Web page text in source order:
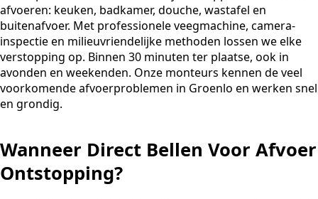
afvoeren: keuken, badkamer, douche, wastafel en
buitenafvoer. Met professionele veegmachine, camera-
inspectie en milieuvriendelijke methoden lossen we elke
verstopping op. Binnen 30 minuten ter plaatse, ook in
avonden en weekenden. Onze monteurs kennen de veel
voorkomende afvoerproblemen in Groenlo en werken snel
en grondig.
Wanneer Direct Bellen Voor Afvoer
Ontstopping?